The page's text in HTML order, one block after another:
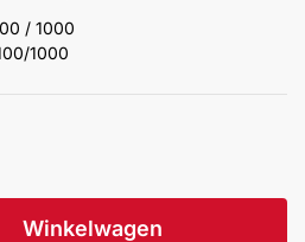
/ 1000
1000
Winkelwagen